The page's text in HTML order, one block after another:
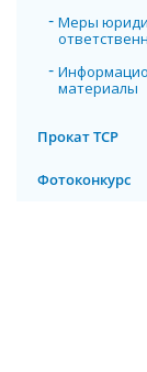
Меры
материалы
Прокат ТСР
Фотоконкурс